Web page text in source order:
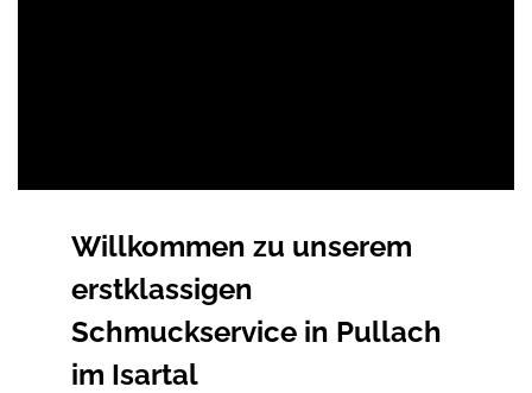
Willkommen zu unserem
erstklassigen
Schmuckservice in Pullach
im Isartal